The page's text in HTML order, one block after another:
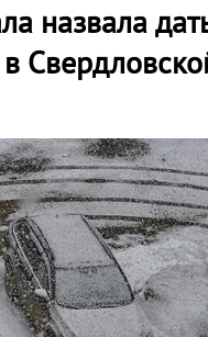
назвала